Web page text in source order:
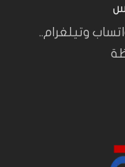
وتيلغرام..